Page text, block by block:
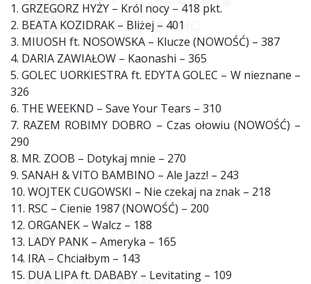
1. GRZEGORZ HYŻY – Król nocy – 418 pkt.
2. BEATA KOZIDRAK – Bliżej – 401
3. MIUOSH ft. NOSOWSKA – Klucze (NOWOŚĆ) – 387
4. DARIA ZAWIAŁOW – Kaonashi – 365
5. GOLEC UORKIESTRA ft. EDYTA GOLEC – W nieznane –
326
6. THE WEEKND – Save Your Tears – 310
7. RAZEM ROBIMY DOBRO – Czas ołowiu (NOWOŚĆ) –
290
8. MR. ZOOB – Dotykaj mnie – 270
9. SANAH & VITO BAMBINO – Ale Jazz! – 243
10. WOJTEK CUGOWSKI – Nie czekaj na znak – 218
11. RSC – Cienie 1987 (NOWOŚĆ) – 200
12. ORGANEK – Walcz – 188
13. LADY PANK – Ameryka – 165
14. IRA – Chciałbym – 143
15. DUA LIPA ft. DABABY – Levitating – 109